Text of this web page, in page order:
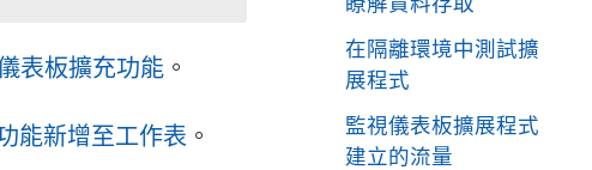
表板擴充功能 。
能新增至工作表 。
在隔離環境中測試擴
展程式
監視儀表板擴展程式
建立的流量